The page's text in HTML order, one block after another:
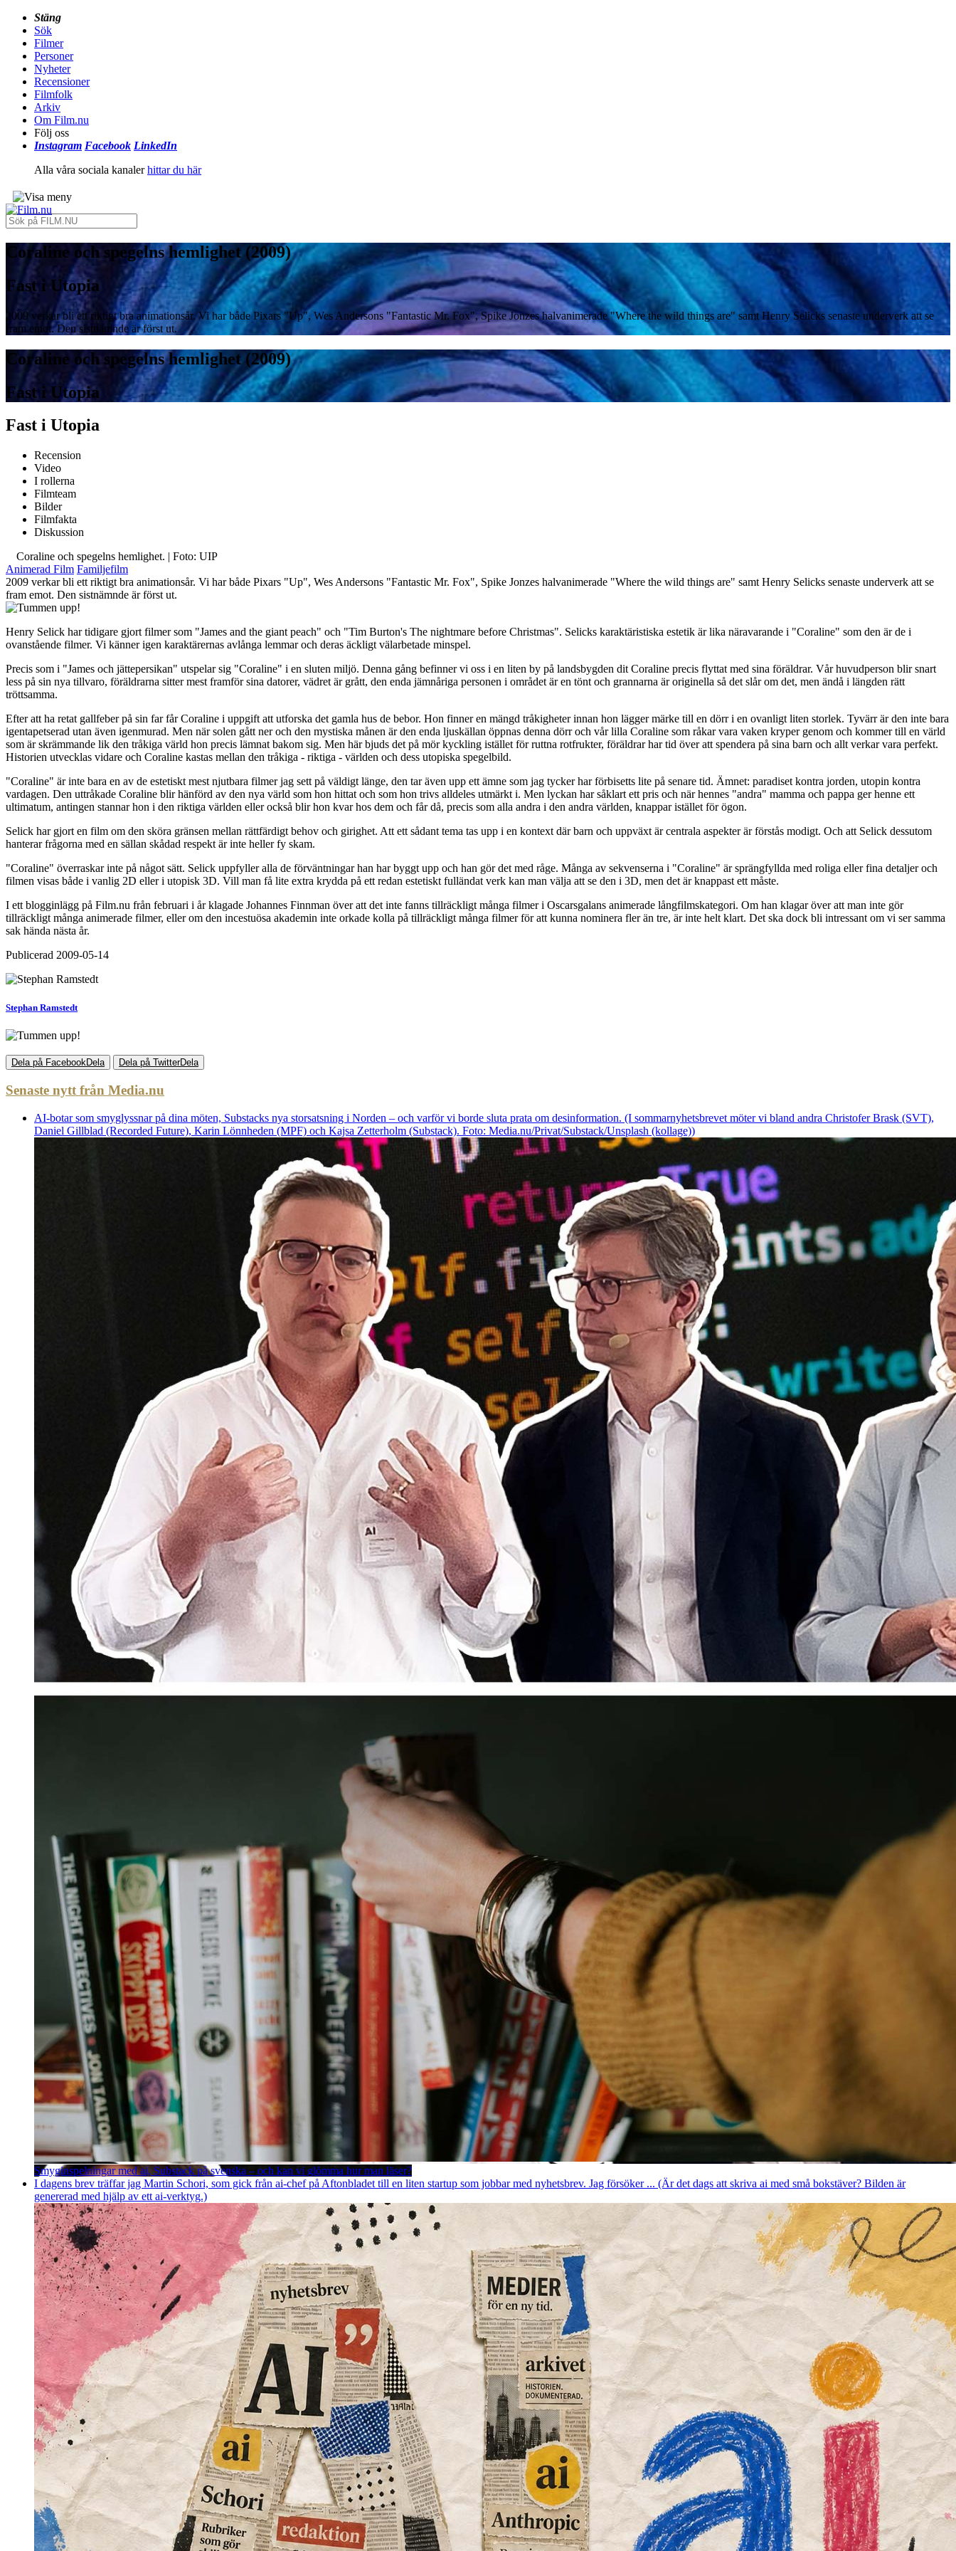
Stäng
Sök
Filmer
Personer
Nyheter
Recensioner
Filmfolk
Arkiv
Om Film.nu
Följ oss
Instagram Facebook LinkedIn
Alla våra sociala kanalerhittar du här
Coraline och spegelns hemlighet (2009)
Fast i Utopia
2009 verkar bli ett riktigt bra animationsår. Vi har både Pixars "Up", Wes Andersons "Fantastic Mr. Fox", Spike Jonzes halvanimerade "Where the wild things are" samt Henry Selicks senaste underverk att se
fram emot. Den sistnämnde är först ut.
Coraline och spegelns hemlighet (2009)
Fast i Utopia
Fast i Utopia
Recension
Video
I rollerna
Filmteam
Bilder
Filmfakta
Diskussion
Coraline och spegelns hemlighet. | Foto: UIP
Animerad Film Familjefilm
2009 verkar bli ett riktigt bra animationsår. Vi har både Pixars "Up", Wes Andersons "Fantastic Mr. Fox", Spike Jonzes halvanimerade "Where the wild things are" samt Henry Selicks senaste underverk att se
fram emot. Den sistnämnde är först ut.
Henry Selick har tidigare gjort filmer som "James and the giant peach" och "Tim Burton's The nightmare before Christmas". Selicks karaktäristiska estetik är lika näravarande i "Coraline" som den är de i
ovanstående filmer. Vi känner igen karaktärernas avlånga lemmar och deras äckligt välarbetade minspel.
Precis som i "James och jättepersikan" utspelar sig "Coraline" i en sluten miljö. Denna gång befinner vi oss i en liten by på landsbygden dit Coraline precis flyttat med sina föräldrar. Vår huvudperson blir snart
less på sin nya tillvaro, föräldrarna sitter mest framför sina datorer, vädret är grått, den enda jämnåriga personen i området är en tönt och grannarna är originella så det slår om det, men ändå i längden rätt
tröttsamma.
Efter att ha retat gallfeber på sin far får Coraline i uppgift att utforska det gamla hus de bebor. Hon finner en mängd tråkigheter innan hon lägger märke till en dörr i en ovanligt liten storlek. Tyvärr är den inte bara
igentapetserad utan även igenmurad. Men när solen gått ner och den mystiska månen är den enda ljuskällan öppnas denna dörr och vår lilla Coraline som råkar vara vaken kryper genom och kommer till en värld
som är skrämmande lik den tråkiga värld hon precis lämnat bakom sig. Men här bjuds det på mör kyckling istället för ruttna rotfrukter, föräldrar har tid över att spendera på sina barn och allt verkar vara perfekt.
Historien utvecklas vidare och Coraline kastas mellan den tråkiga - riktiga - världen och dess utopiska spegelbild.
"Coraline" är inte bara en av de estetiskt mest njutbara filmer jag sett på väldigt länge, den tar även upp ett ämne som jag tycker har förbisetts lite på senare tid. Ämnet: paradiset kontra jorden, utopin kontra
vardagen. Den uttråkade Coraline blir hänförd av den nya värld som hon hittat och som hon trivs alldeles utmärkt i. Men lyckan har såklart ett pris och när hennes "andra" mamma och pappa ger henne ett
ultimatum, antingen stannar hon i den riktiga världen eller också blir hon kvar hos dem och får då, precis som alla andra i den andra världen, knappar istället för ögon.
Selick har gjort en film om den sköra gränsen mellan rättfärdigt behov och girighet. Att ett sådant tema tas upp i en kontext där barn och uppväxt är centrala aspekter är förstås modigt. Och att Selick dessutom
hanterar frågorna med en sällan skådad respekt är inte heller fy skam.
"Coraline" överraskar inte på något sätt. Selick uppfyller alla de förväntningar han har byggt upp och han gör det med råge. Många av sekvenserna i "Coraline" är sprängfyllda med roliga eller fina detaljer och
filmen visas både i vanlig 2D eller i utopisk 3D. Vill man få lite extra krydda på ett redan estetiskt fulländat verk kan man välja att se den i 3D, men det är knappast ett måste.
I ett blogginlägg på Film.nu från februari i år klagade Johannes Finnman över att det inte fanns tillräckligt många filmer i Oscarsgalans animerade långfilmskategori. Om han klagar över att man inte gör
tillräckligt många animerade filmer, eller om den incestuösa akademin inte orkade kolla på tillräckligt många filmer för att kunna nominera fler än tre, är inte helt klart. Det ska dock bli intressant om vi ser samma
sak hända nästa år.
Publicerad 2009-05-14
Stephan Ramstedt
Dela på FacebookDela Dela på TwitterDela
Senaste nytt från Media.nu
AI-botar som smyglyssnar på dina möten, Substacks nya storsatsning i Norden – och varför vi borde sluta prata om desinformation. (I sommarnyhetsbrevet möter vi bland andra Christofer Brask (SVT),
Daniel Gillblad (Recorded Future), Karin Lönnheden (MPF) och Kajsa Zetterholm (Substack). Foto: Media.nu/Privat/Substack/Unsplash (kollage))
Smyginspelningar med ai, Substack på svenska – och kan vi glömma hur man läser?
I dagens brev träffar jag Martin Schori, som gick från ai-chef på Aftonbladet till en liten startup som jobbar med nyhetsbrev. Jag försöker ... (Är det dags att skriva ai med små bokstäver? Bilden är
genererad med hjälp av ett ai-verktyg.)